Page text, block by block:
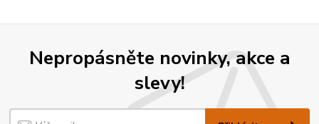
Nepropásněte novinky, akce a
slevy!